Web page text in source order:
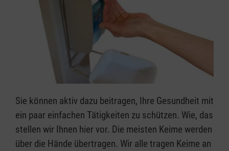
Sie können aktiv dazu beitragen, Ihre Gesundheit mit
ein paar einfachen Tätigkeiten zu schützen. Wie, das
stellen wir Ihnen hier vor. Die meisten Keime werden
über die Hände übertragen. Wir alle tragen Keime an